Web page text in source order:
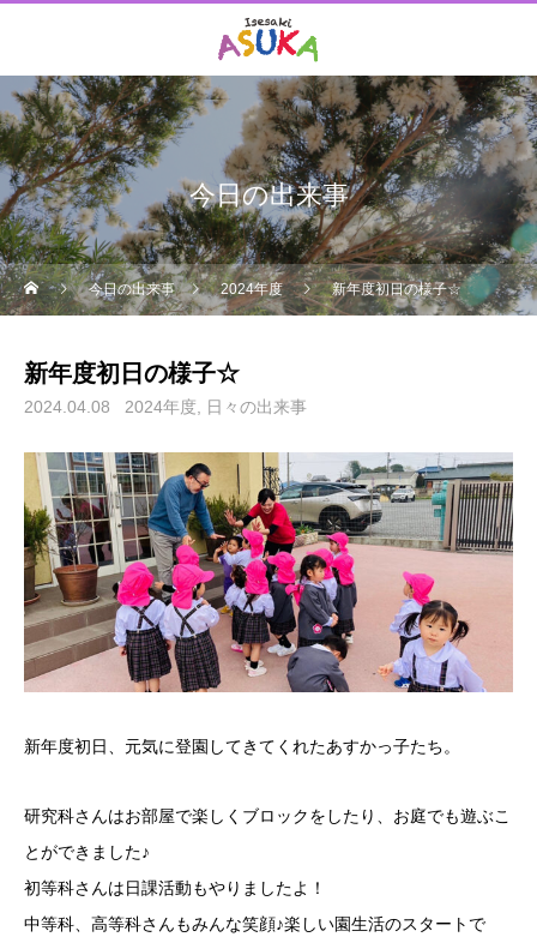
今日の出来事
今日の出来事 2024年度 新年度初日の様子☆
新年度初日の様子☆
2024.04.08 2024年度 日々の出来事
新年度初日、元気に登園してきてくれたあすかっ子たち。
研究科さんはお部屋で楽しくブロックをしたり、お庭でも遊ぶこ
とができました♪
初等科さんは日課活動もやりましたよ！
中等科、高等科さんもみんな笑顔♪楽しい園生活のスタートで